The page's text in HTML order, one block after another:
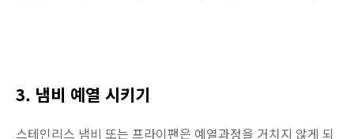
3. 냄비 예열 시키기
스테인리스 냄비 또는 프라이팬은 예열과정을 거치지 않게 되